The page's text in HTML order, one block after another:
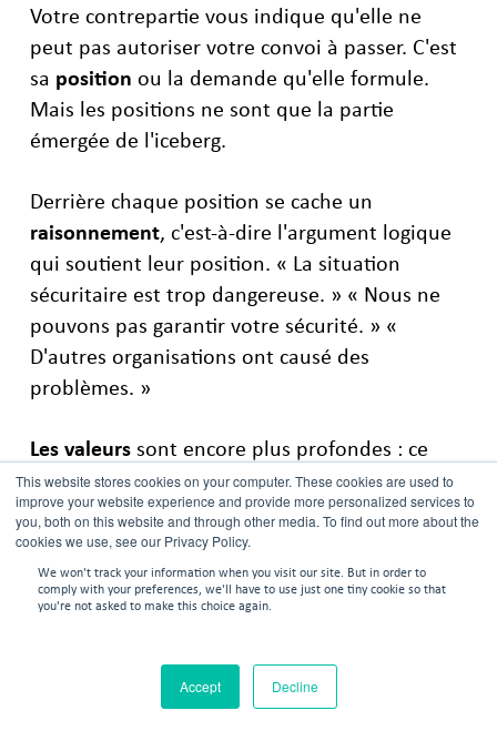
This website stores cookies on your computer. These cookies are used to
improve your website experience and provide more personalized services to
you, both on this website and through other media. To find out more about the
cookies we use, see our Privacy Policy.
We won't track your information when you visit our site. But in order to
comply with your preferences, we'll have to use just one tiny cookie so that
you're not asked to make this choice again.
Accept Decline
Votre contrepartie vous indique qu'elle ne
peut pas autoriser votre convoi à passer. C'est
sa position ou la demande qu'elle formule.
Mais les positions ne sont que la partie
émergée de l'iceberg.
Derrière chaque position se cache un
raisonnement, c'est-à-dire l'argument logique
qui soutient leur position. « La situation
sécuritaire est trop dangereuse. » « Nous ne
pouvons pas garantir votre sécurité. » «
D'autres organisations ont causé des
problèmes. »
Les valeurssont encore plus profondes : ce
sont les croyances fondamentales et les
priorités qui guident leur raisonnement. La
sécurité, la souveraineté, les principes
religieux, l'honneur familial, la loyauté
politique ou le bien-être de la communauté.
Trouver un terrain d'ententenécessite d'aller
au-delà des positions pour comprendre le